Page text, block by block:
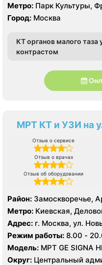
Метро: Парк Культуры,
Город: Москва
КТ органов малого таза
контрастом
МРТ КТ и УЗИ на
Отзыв о сервисе
Отзыв о врачах
Отзыв об оборудовании
Район: Замоскворечье,
Хамовники
Метро: Киевская,
Боровицкая, Библиотека
Арбатская,
Культуры, Смоленская,
Александровский сад
Адрес: г. Москва, ул.
Режим работы: 8.00 -
Модель: МРТ GE SIGNA
VCT 64 среза, УЗИ GE
Округ: Центральный